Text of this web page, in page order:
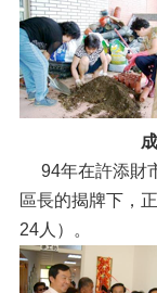
94年在許添財
區長的揭牌下，
24人）。